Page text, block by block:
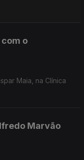
o
Maia, na Clínica
Marvão